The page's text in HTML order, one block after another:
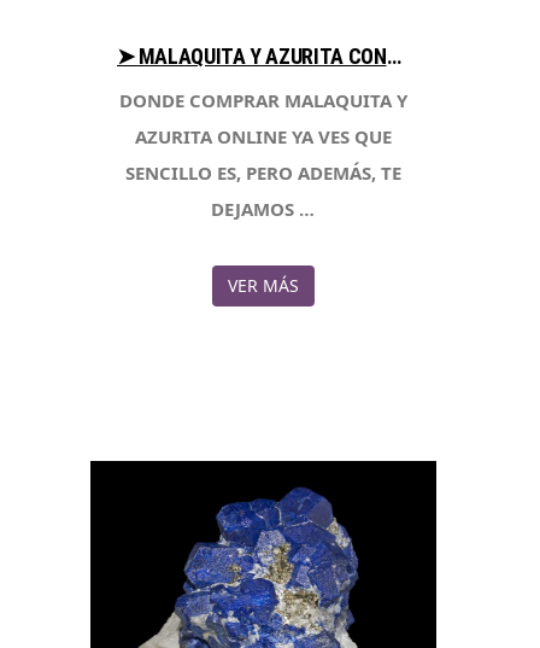
➤ MALAQUITA Y AZURITA CONSEJOS AL COMPRAR EN LIBRERIAESOTERICA.NET
DONDE COMPRAR MALAQUITA Y
AZURITA ONLINE YA VES QUE
SENCILLO ES, PERO ADEMÁS, TE
DEJAMOS …
VER MÁS